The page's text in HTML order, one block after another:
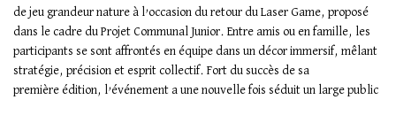
de jeu grandeur nature à l’occasion du retour du Laser Game, proposé
dans le cadre du Projet Communal Junior. Entre amis ou en famille, les
participants se sont affrontés en équipe dans un décor immersif, mêlant
stratégie, précision et esprit collectif. Fort du succès de sa
première édition, l’événement a une nouvelle fois séduit un large public